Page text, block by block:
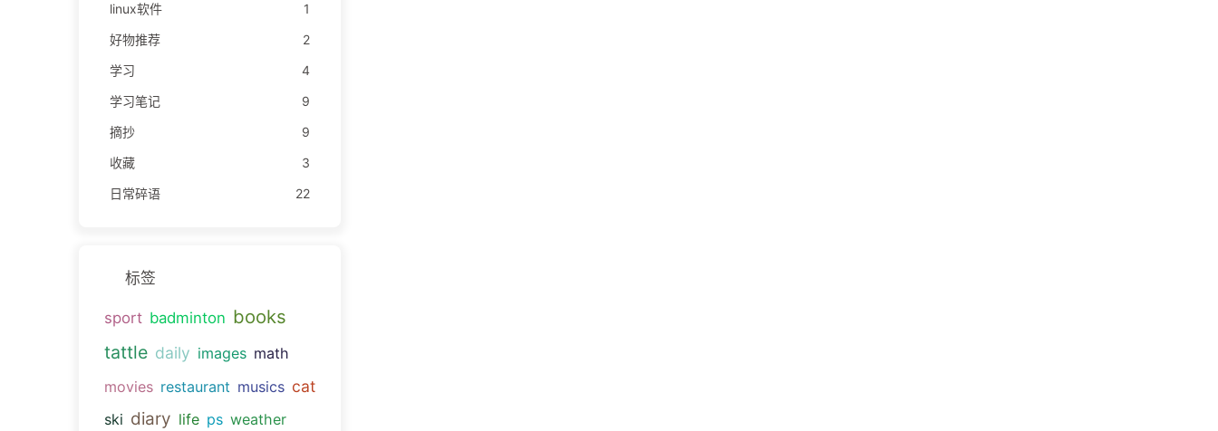
linux软件
1
好物推荐
2
学习
4
学习笔记
9
摘抄
9
收藏
3
日常碎语
22
标签
sport badminton books
tattle daily images math
movies restaurant musics cat
ski diary life ps weather